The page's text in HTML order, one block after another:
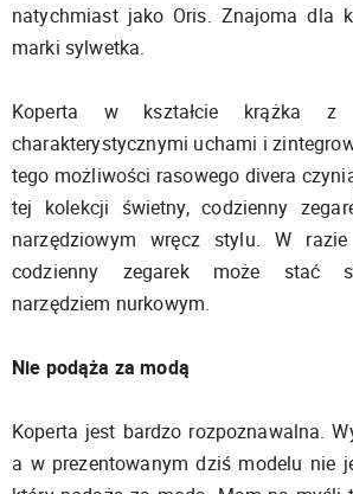
natychmiast jako Oris. Znajoma dla
marki sylwetka.
Koperta w kształcie krążka z
charakterystycznymi uchami i
tego możliwości rasowego divera
tej kolekcji świetny, codzienny
narzędziowym wręcz stylu. W
codzienny zegarek może stać
narzędziem nurkowym.
Nie podąża za modą
Koperta jest bardzo rozpoznawalna.
a w prezentowanym dziś modelu nie